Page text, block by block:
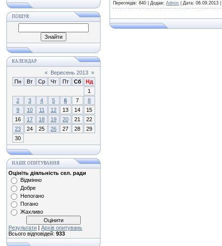
ПОШУК
КАЛЕНДАР
« Вересень 2013 »
Пн
Вт Ср Чт Пт Сб
Нд
1
2
3 4 5 6 7
8
9
10 11 12 13 14
15
16
17 18 19 20 21
22
23
24 25 26 27 28
29
30
НАШЕ ОПИТУВАННЯ
Оцініть діяльність сел. ради
Відмінно
Добре
Непогано
Погано
Жахливо
Результати | Архів опитувань
Всього відповідей: 933
Переглядів: 840 Додав: Admin Дата: 06.09.2013